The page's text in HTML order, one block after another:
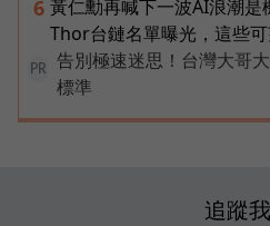
6 黃仁勳再喊下一波AI浪潮是
Thor台鏈名單曝光，這些
PR
告別極速迷思！台灣大哥
標準
追蹤